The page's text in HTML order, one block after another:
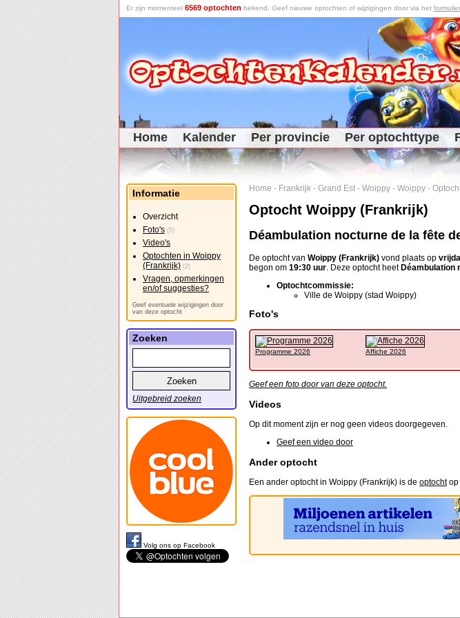
Er zijn momenteel 6569 optochten bekend. Geef nieuwe optochten of wijzigingen door via het formulier
Home Kalender Per provincie Per optochttype
Home - Frankrijk - Grand Est - Woippy - Woippy -
Optocht Woippy (Frankrijk)
Déambulation nocturne de la fête
De optocht van Woippy (Frankrijk) vond plaats op
begon om 19:30 uur. Deze optocht heet Déambulation
Optochtcommissie:
Ville de Woippy (stad Woippy)
Foto's
Programme 2026 Affiche 2026
Geef een foto door van deze optocht.
Videos
Op dit moment zijn er nog geen videos doorgegeven.
Geef een video door
Ander optocht
Een ander optocht in Woippy (Frankrijk) is de optochtop
Informatie
Overzicht
Foto's (5)
Video's
Optochten in Woippy
(Frankrijk) (2)
Vragen, opmerkingen
en/of suggesties?
Geef eventuele wijzigingen door
van deze optocht
Zoeken
Uitgebreid zoeken
Volg ons op Facebook